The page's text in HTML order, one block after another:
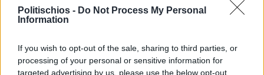
Politischios - Do Not Process My Personal
Information
If you wish to opt-out of the sale, sharing to third parties, or
processing of your personal or sensitive information for
targeted advertising by us, please use the below opt-out
Πριν 5 ημέρες
Τρίτος στη σφαιροβολία στη διεθνή συνάντηση